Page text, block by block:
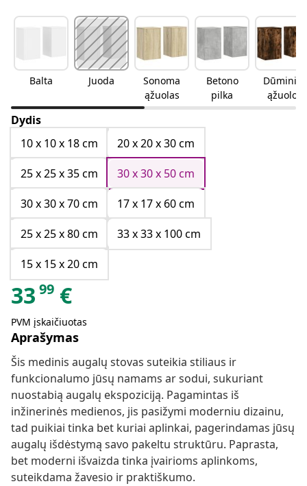
Balta Juoda
Sonoma
ąžuolas
Betono
pilka
Dūminio
ąžuolo
Dydis
10 x 10 x 18 cm
20 x 20 x 30 cm
25 x 25 x 35 cm
30 x 30 x 50 cm
30 x 30 x 70 cm
17 x 17 x 60 cm
25 x 25 x 80 cm
33 x 33 x 100 cm
15 x 15 x 20 cm
33 99 €
PVM įskaičiuotas
Aprašymas
Šis medinis augalų stovas suteikia stiliaus ir
funkcionalumo jūsų namams ar sodui, sukuriant
nuostabią augalų ekspoziciją. Pagamintas iš
inžinerinės medienos, jis pasižymi moderniu dizainu,
tad puikiai tinka bet kuriai aplinkai, pagerindamas jūsų
augalų išdėstymą savo pakeltu struktūru. Paprasta,
bet moderni išvaizda tinka įvairioms aplinkoms,
suteikdama žavesio ir praktiškumo.